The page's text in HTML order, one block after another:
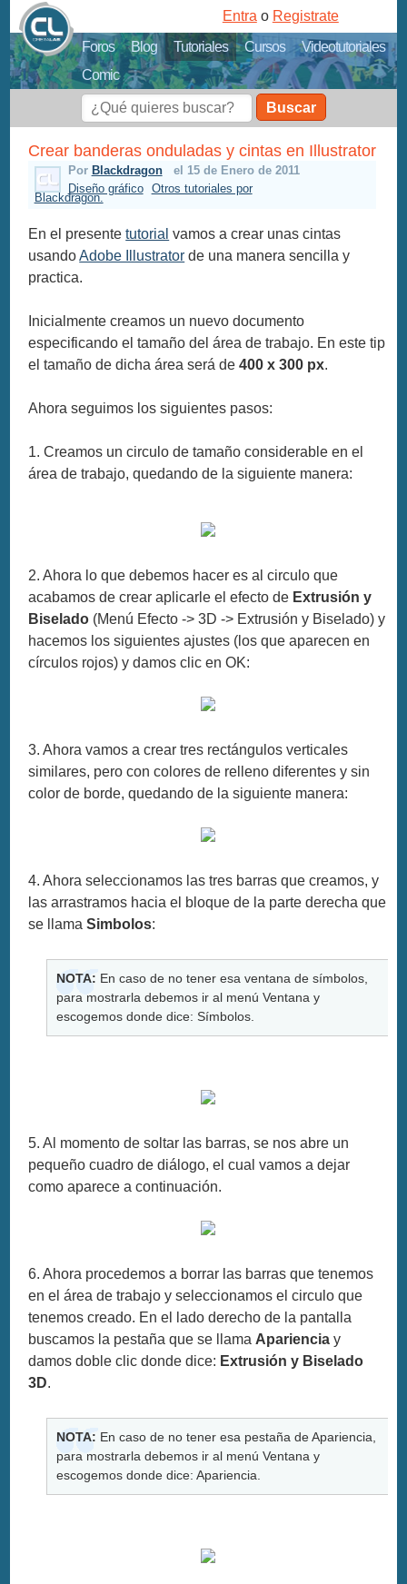
Foros Blog Tutoriales Cursos
Videotutoriales
Comic
Entra o Registrate
Buscar
Crear banderas onduladas y cintas en Illustrator
Por Blackdragon
el 15 de Enero de 2011
Diseño gráfico
Otros tutoriales por
Blackdragon.
En el presentetutorial vamos a crear unas cintas
usandoAdobe Illustrator de una manera sencilla y
practica.
Inicialmente creamos un nuevo documento
especificando el tamaño del área de trabajo. En este tip
el tamaño de dicha área será de400 x 300 px.
Ahora seguimos los siguientes pasos:
1. Creamos un circulo de tamaño considerable en el
área de trabajo, quedando de la siguiente manera:
2. Ahora lo que debemos hacer es al circulo que
acabamos de crear aplicarle el efecto de Extrusión y
Biselado (Menú Efecto -> 3D -> Extrusión y Biselado) y
hacemos los siguientes ajustes (los que aparecen en
círculos rojos) y damos clic en OK:
3. Ahora vamos a crear tres rectángulos verticales
similares, pero con colores de relleno diferentes y sin
color de borde, quedando de la siguiente manera:
4. Ahora seleccionamos las tres barras que creamos, y
las arrastramos hacia el bloque de la parte derecha que
se llamaSimbolos:
NOTA: En caso de no tener esa ventana de símbolos,
para mostrarla debemos ir al menú Ventana y
escogemos donde dice: Símbolos.
5. Al momento de soltar las barras, se nos abre un
pequeño cuadro de diálogo, el cual vamos a dejar
como aparece a continuación.
6. Ahora procedemos a borrar las barras que tenemos
en el área de trabajo y seleccionamos el circulo que
tenemos creado. En el lado derecho de la pantalla
buscamos la pestaña que se llama Apariencia y
damos doble clic donde dice: Extrusión y Biselado
3D.
NOTA: En caso de no tener esa pestaña de Apariencia,
para mostrarla debemos ir al menú Ventana y
escogemos donde dice: Apariencia.